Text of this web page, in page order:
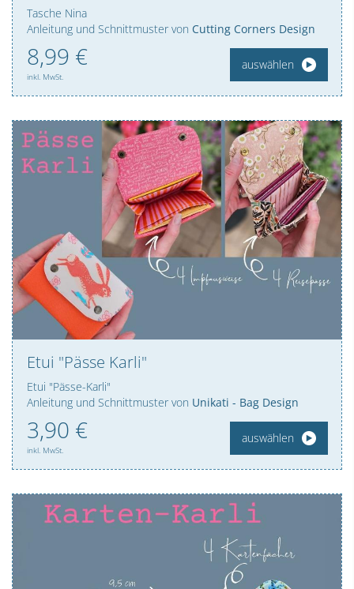
Tasche Nina
Anleitung und Schnittmuster von Cutting Corners Design
8,99 €
inkl. MwSt.
auswählen
Etui "Pässe Karli"
Etui "Pässe-Karli"
Anleitung und Schnittmuster von Unikati - Bag Design
3,90 €
inkl. MwSt.
auswählen